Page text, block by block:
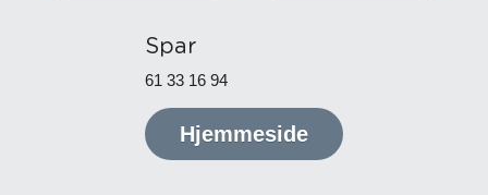
Spar
61 33 16 94
Hjemmeside